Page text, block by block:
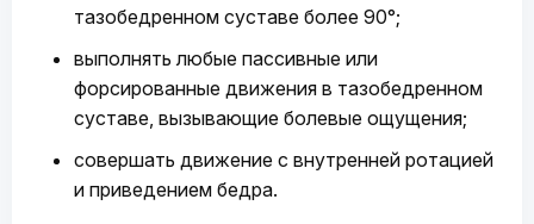
тазобедренном суставе более 90°;
выполнять любые пассивные или
форсированные движения в тазобедренном
суставе, вызывающие болевые ощущения;
совершать движение с внутренней ротацией
и приведением бедра.